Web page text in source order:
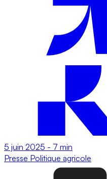
5 juin 2025 - 7 min
Presse Politique agricole